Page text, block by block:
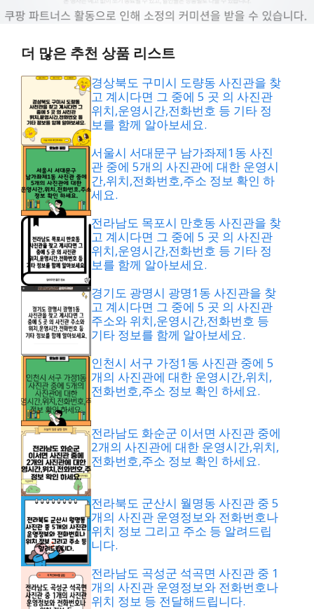
더 많은 추천 상품 리스트
경상북도 구미시 도량동 사진관을 찾
고 계시다면 그 중에 5 곳 의 사진관
위치,운영시간,전화번호 등 기타 정
보를 함께 알아보세요.
서울시 서대문구 남가좌제1동 사진
관 중에 5개의 사진관에 대한 운영시
간,위치,전화번호,주소 정보 확인 하
세요.
전라남도 목포시 만호동 사진관을 찾
고 계시다면 그 중에 5 곳 의 사진관
위치,운영시간,전화번호 등 기타 정
보를 함께 알아보세요.
경기도 광명시 광명1동 사진관을 찾
고 계시다면 그 중에 5 곳 의 사진관
주소와 위치,운영시간,전화번호 등
기타 정보를 함께 알아보세요.
인천시 서구 가정1동 사진관 중에 5
개의 사진관에 대한 운영시간,위치,
전화번호,주소 정보 확인 하세요.
전라남도 화순군 이서면 사진관 중에
2개의 사진관에 대한 운영시간,위치,
전화번호,주소 정보 확인 하세요.
전라북도 군산시 월명동 사진관 중 5
개의 사진관 운영정보와 전화번호나
위치 정보 그리고 주소 등 알려드립
니다.
전라남도 곡성군 석곡면 사진관 중 1
개의 사진관 운영정보와 전화번호나
위치 정보 등 전달해드립니다.